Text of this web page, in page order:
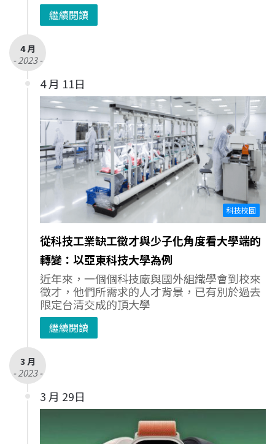
繼續閱讀
4 月
- 2023 -
4 月 11日
科技校園
從科技工業缺工徵才與少子化角度看大學端的
轉變：以亞東科技大學為例
近年來，一個個科技廠與國外組織學會到校來
徵才，他們所需求的人才背景，已有別於過去
限定台清交成的頂大學
繼續閱讀
3 月
- 2023 -
3 月 29日